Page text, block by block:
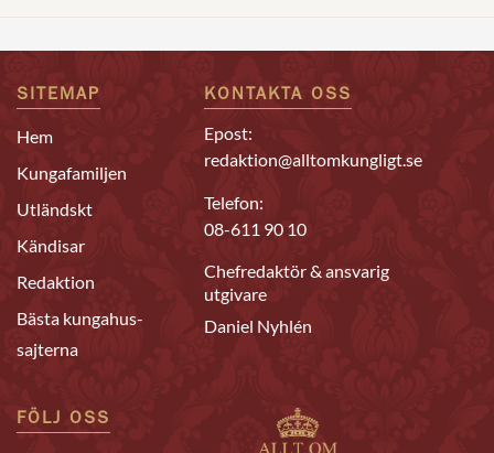
SITEMAP
Hem
Kungafamiljen
Utländskt
Kändisar
Redaktion
Bästa kungahus-
sajterna
KONTAKTA OSS
Epost:
redaktion@alltomkungligt.se
Telefon:
08-611 90 10
Chefredaktör & ansvarig
utgivare
Daniel Nyhlén
FÖLJ OSS